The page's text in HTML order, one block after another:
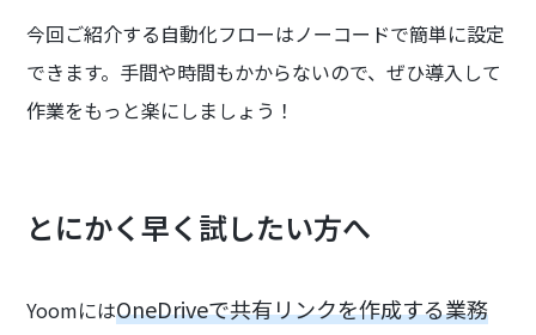
今回ご紹介する自動化フローはノーコードで簡単に設定
できます。手間や時間もかからないので、ぜひ導入して
作業をもっと楽にしましょう！
とにかく早く試したい方へ
YoomにはOneDriveで共有リンクを作成する業務